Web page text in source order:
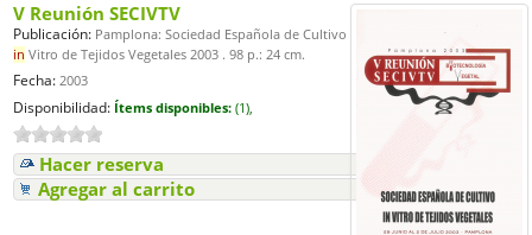
V Reunión SECIVTV
Publicación: Pamplona: Sociedad Española de Cultivo
in Vitro de Tejidos Vegetales 2003 . 98 p.: 24 cm.
Fecha: 2003
Disponibilidad: Ítems disponibles: (1),
Hacer reserva
Agregar al carrito